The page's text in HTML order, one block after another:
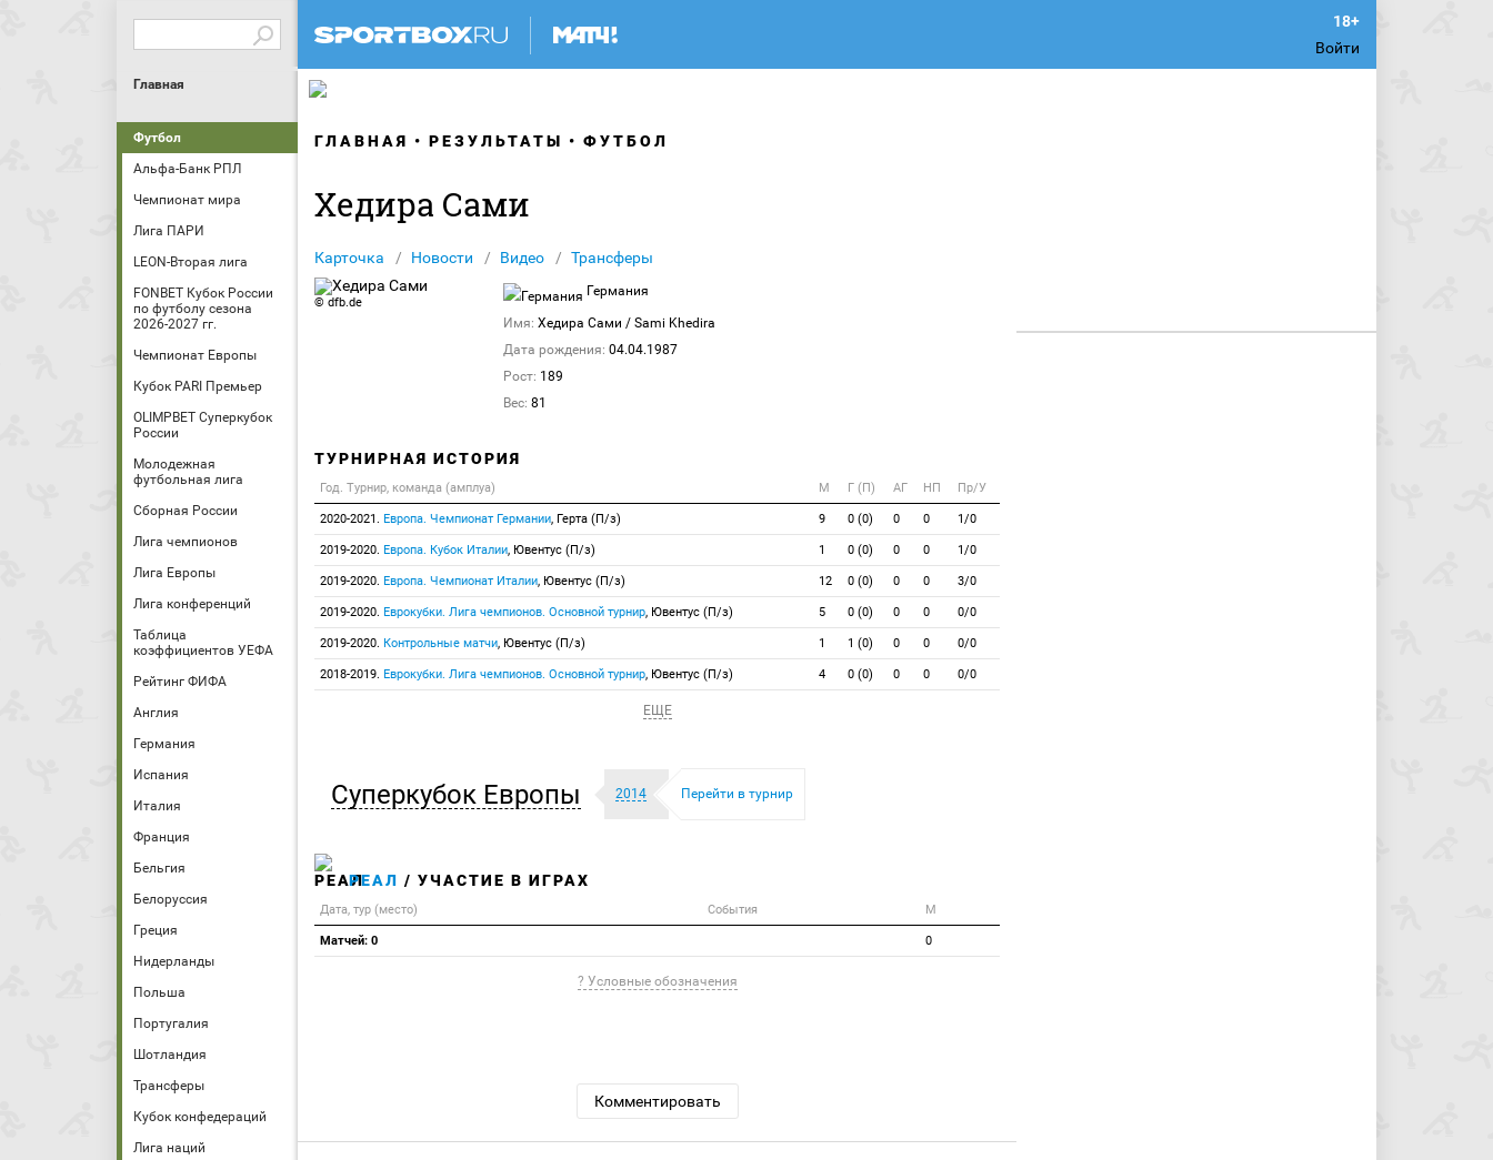
Войти
Главная
Футбол
Альфа-Банк РПЛ
Чемпионат мира
Лига ПАРИ
LEON-Вторая лига
FONBET Кубок России
по футболу сезона
2026-2027 гг.
Чемпионат Европы
Кубок PARI Премьер
OLIMPBET Суперкубок
России
Молодежная
футбольная лига
Сборная России
Лига чемпионов
Лига Европы
Лига конференций
Таблица
коэффициентов УЕФА
Рейтинг ФИФА
Англия
Германия
Испания
Италия
Франция
Бельгия
Белоруссия
Греция
Нидерланды
Польша
Португалия
Шотландия
Трансферы
Кубок конфедераций
Лига наций
ГЛАВНАЯ РЕЗУЛЬТАТЫ ФУТБОЛ
Хедира Сами
Карточка Новости Видео Трансферы
© dfb.de
Германия
Имя: Хедира Сами / Sami Khedira
Дата рождения: 04.04.1987
Рост: 189
Вес: 81
ТУРНИРНАЯ ИСТОРИЯ
Год. Турнир, команда (амплуа) М Г (П) АГ НП Пр/У
2020-2021. Европа. Чемпионат Германии, Герта (П/з) 9 0 (0) 0 0 1/0
2019-2020. Европа. Кубок Италии, Ювентус (П/з) 1 0 (0) 0 0 1/0
2019-2020. Европа. Чемпионат Италии, Ювентус (П/з) 12 0 (0) 0 0 3/0
2019-2020. Еврокубки. Лига чемпионов. Основной турнир, Ювентус (П/з) 5 0 (0) 0 0 0/0
2019-2020. Контрольные матчи, Ювентус (П/з) 1 1 (0) 0 0 0/0
2018-2019. Еврокубки. Лига чемпионов. Основной турнир, Ювентус (П/з) 4 0 (0) 0 0 0/0
ЕЩЕ
Суперкубок Европы 2014 Перейти в турнир
РЕАЛ / УЧАСТИЕ В ИГРАХ
Дата, тур (место) События М
Матчей: 0 0
? Условные обозначения
Комментировать